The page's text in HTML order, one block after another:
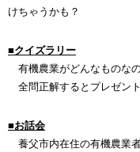
けちゃうかも？
■クイズラリー
有機農業がどんなものな
全問正解するとプレゼン
■お話会
養父市内在住の有機農業